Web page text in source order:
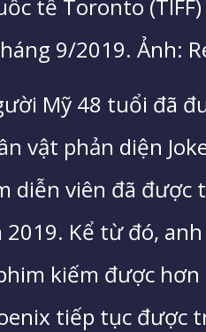
tế Toronto
9/2019. Ảnh:
Mỹ 48 tuổi đã
vật phản diện
diễn viên đã được
Kể từ đó,
kiếm được hơn
tiếp tục được